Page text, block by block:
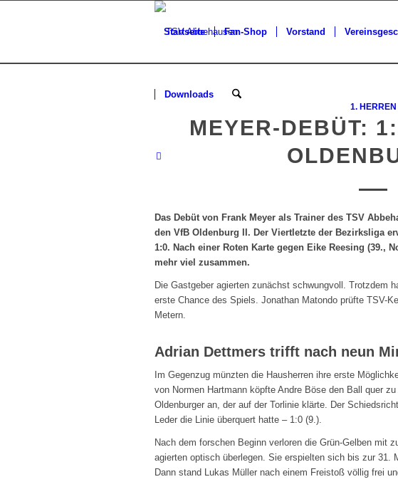
Startseite Fan-Shop Vorstand
Downloads
1. HERREN
MEYER-DEBÜT:
Das Debüt von Frank Meyer als Trainer des TSV
den VfB Oldenburg II. Der Viertletzte der Bezirksliga
1:0. Nach einer Roten Karte gegen Eike Reesing (39.,
mehr viel zusammen.
Die Gastgeber agierten zunächst schwungvoll. Trotzdem
erste Chance des Spiels. Jonathan Matondo prüfte TSV-
Metern.
Adrian Dettmers trifft nach neun
Im Gegenzug münzten die Hausherren ihre erste
von Normen Hartmann köpfte Andre Böse den Ball quer
Oldenburger an, der auf der Torlinie klärte. Der
Leder die Linie überquert hatte – 1:0 (9.).
Nach dem forschen Beginn verloren die Grün-Gelben mit
agierten optisch überlegen. Sie erspielten sich bis zur 31.
Dann stand Lukas Müller nach einem Freistoß völlig frei